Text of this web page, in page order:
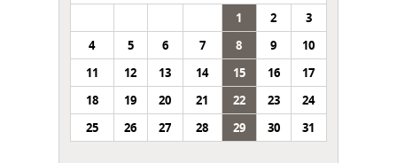
1
2
3
4
5 6 7 8 9
10
11
12 13 14 15 16
17
18
19 20 21 22 23
24
25
26 27 28 29 30 31